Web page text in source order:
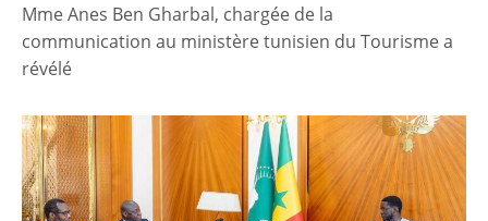
Mme Anes Ben Gharbal, chargée de la
communication au ministère tunisien du Tourisme a
révélé